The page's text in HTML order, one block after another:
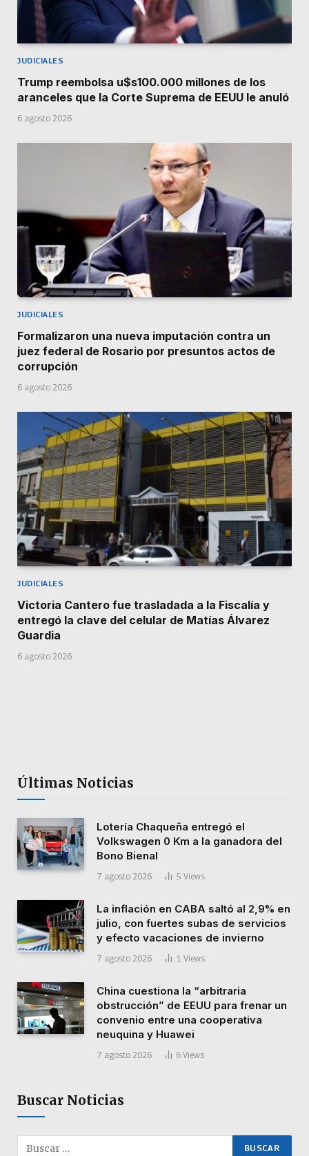
JUDICIALES
Trump reembolsa u$s100.000 millones de los
aranceles que la Corte Suprema de EEUU le anuló
6 agosto 2026
JUDICIALES
Formalizaron una nueva imputación contra un
juez federal de Rosario por presuntos actos de
corrupción
6 agosto 2026
JUDICIALES
Victoria Cantero fue trasladada a la Fiscalía y
entregó la clave del celular de Matías Álvarez
Guardia
6 agosto 2026
Últimas Noticias
Lotería Chaqueña entregó el
Volkswagen 0 Km a la ganadora del
Bono Bienal
7 agosto 2026 5 Views
La inflación en CABA saltó al 2,9% en
julio, con fuertes subas de servicios
y efecto vacaciones de invierno
7 agosto 2026 1 Views
China cuestiona la “arbitraria
obstrucción” de EEUU para frenar un
convenio entre una cooperativa
neuquina y Huawei
7 agosto 2026 6 Views
Buscar Noticias